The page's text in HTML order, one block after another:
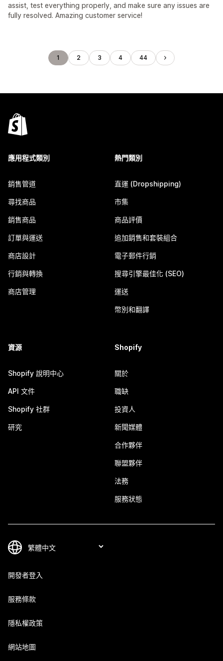
assist, test everything properly, and make sure any issues are
fully resolved. Amazing customer service!
1 2 3 4 44
應用程式類別
銷售管道
尋找商品
銷售商品
訂單與運送
商店設計
行銷與轉換
商店管理
熱門類別
直運 (Dropshipping)
市集
商品評價
追加銷售和套裝組合
電子郵件行銷
搜尋引擎最佳化 (SEO)
運送
幣別和翻譯
資源
Shopify 說明中心
API 文件
Shopify 社群
研究
Shopify
關於
職缺
投資人
新聞媒體
合作夥伴
聯盟夥伴
法務
服務狀態
開發者登入
服務條款
隱私權政策
網站地圖